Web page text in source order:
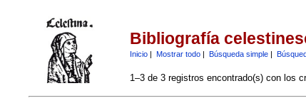
Bibliografía
Inicio| Mostrar todo| Búsqueda simple|
1–3 de 3 registros encontrado(s) con los